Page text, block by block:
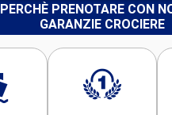
PERCHÈ PRENOTARE CON
GARANZIE CROCIERE